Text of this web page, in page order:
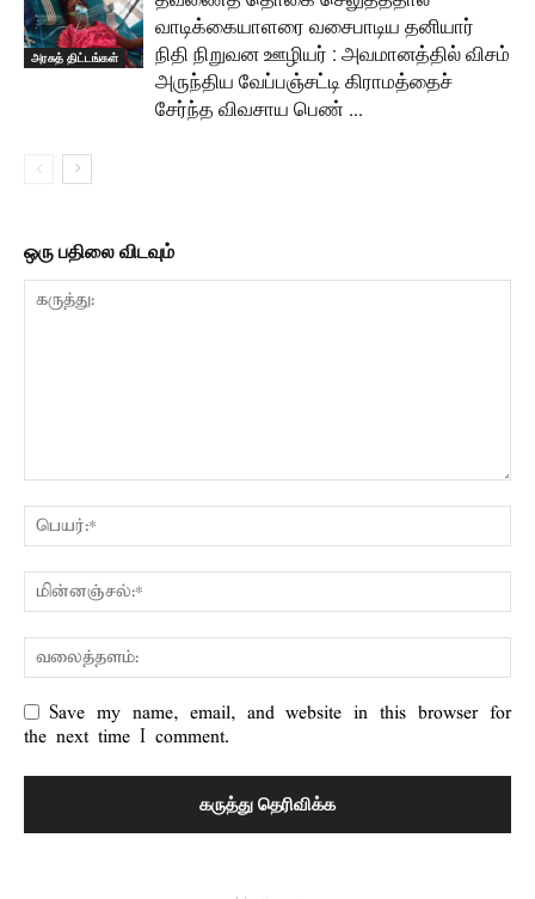
அரசுத் திட்டங்கள்
வாடிக்கையாளரை வசைபாடிய தனியார்
நிதி நிறுவன ஊழியர் : அவமானத்தில் விசம்
அருந்திய வேப்பஞ்சட்டி கிராமத்தைச்
சேர்ந்த விவசாய பெண் …
ஒரு பதிலை விடவும்
Save my name, email, and website in this browser for
the next time I comment.